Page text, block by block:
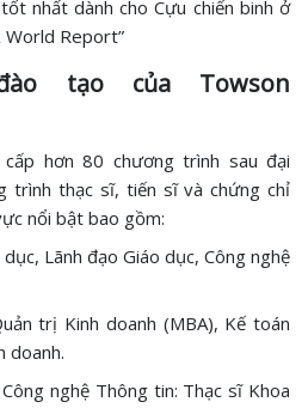
nhất dành cho Cựu chiến binh ở
World Report”
tạo của Towson
cấp hơn 80 chương trình sau đại
trình thạc sĩ, tiến sĩ và chứng chỉ
nổi bật bao gồm:
Lãnh đạo Giáo dục, Công nghệ
trị Kinh doanh (MBA), Kế toán
doanh.
nghệ Thông tin: Thạc sĩ Khoa